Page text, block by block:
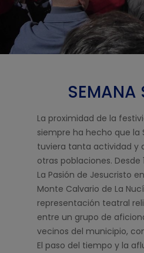
SEMANA
La proximidad de la
siempre ha hecho que la
tuviera tanta actividad y
otras poblaciones. Desde
La Pasión de Jesucristo
Monte Calvario de La
representación teatral
entre un grupo de
vecinos del municipio,
El paso del tiempo y la